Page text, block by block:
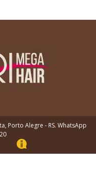
Porto Alegre - RS. WhatsApp